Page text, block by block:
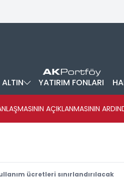
ALTIN YATIRIM FONLARI
AÇIKLANMASININ
ücretleri sınırlandırılacak